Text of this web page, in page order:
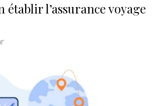
établir l’assurance voyage